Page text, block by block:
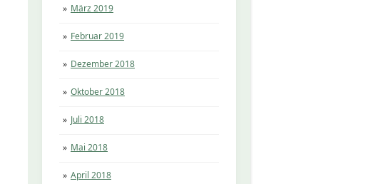
März 2019
Februar 2019
Dezember 2018
Oktober 2018
Juli 2018
Mai 2018
April 2018